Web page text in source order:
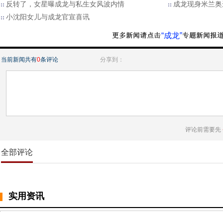
反转了，女星曝成龙与私生女风波内情
成龙现身米兰
小沈阳女儿与成龙官宣喜讯
“成龙”
当前新闻共有0条评论 分享到：
评论前需要先
全部评论
实用资讯